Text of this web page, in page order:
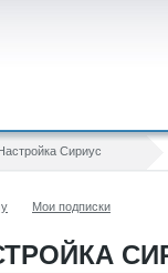
Сириус
Мои подписки